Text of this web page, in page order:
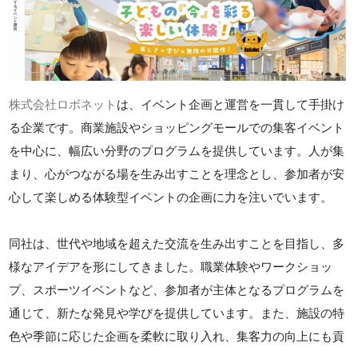
株式会社ロボネット は、イベント企画と運営を一貫して手掛け
る企業です。商業施設やショッピングモールでの集客イベント
を中心に、幅広い分野のプログラムを提供しています。人が集
まり、心がつながる場を生み出すことを理念とし、参加者が安
心して楽しめる体験型イベントの企画に力を注いでいます。
同社は、世代や地域を超えた交流を生み出すことを目指し、多
様なアイデアを形にしてきました。職業体験やワークショッ
プ、スポーツイベントなど、参加者が主体となるプログラムを
通じて、新たな発見や学びを提供しています。また、施設の特
色や季節に応じた企画を柔軟に取り入れ、集客力の向上にも貢